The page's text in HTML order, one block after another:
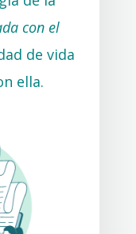
con el
de vida
ella.